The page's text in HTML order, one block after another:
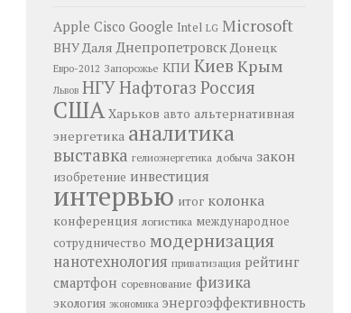
Apple Cisco Google Intel LG Microsoft
ВНУ Даля Днепропетровск Донецк
Евро-2012 Запорожье КПИ Киев Крым
Львов НГУНафтогаз Россия
США Харьков авто альтернативная
энергетика аналитика
выставка гелиоэнергетика добыча закон
изобретение инвестиция
интервью итог колонка
конференция логистика международное
сотрудничество модернизация
нанотехнология приватизация рейтинг
смартфон соревнование физика
экология экономика энергоэффективность